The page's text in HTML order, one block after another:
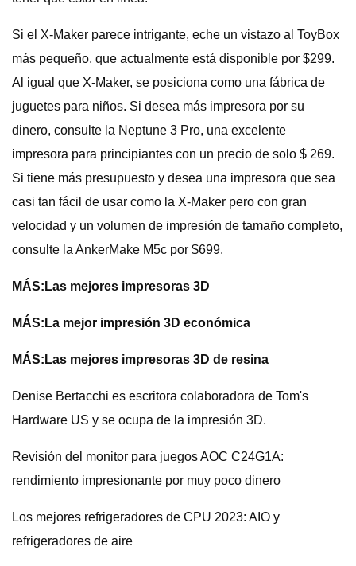
Si el X-Maker parece intrigante, eche un vistazo al ToyBox
más pequeño, que actualmente está disponible por $299.
Al igual que X-Maker, se posiciona como una fábrica de
juguetes para niños. Si desea más impresora por su
dinero, consulte la Neptune 3 Pro, una excelente
impresora para principiantes con un precio de solo $ 269.
Si tiene más presupuesto y desea una impresora que sea
casi tan fácil de usar como la X-Maker pero con gran
velocidad y un volumen de impresión de tamaño completo,
consulte la AnkerMake M5c por $699.
MÁS: Las mejores impresoras 3D
MÁS: La mejor impresión 3D económica
MÁS: Las mejores impresoras 3D de resina
Denise Bertacchi es escritora colaboradora de Tom's
Hardware US y se ocupa de la impresión 3D.
Revisión del monitor para juegos AOC C24G1A:
rendimiento impresionante por muy poco dinero
Los mejores refrigeradores de CPU 2023: AIO y
refrigeradores de aire